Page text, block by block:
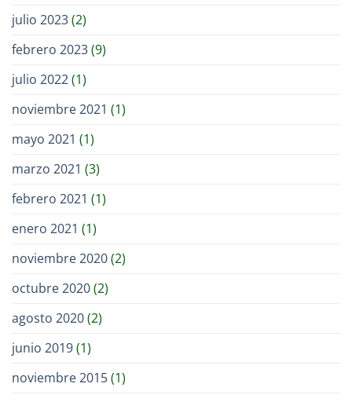
julio 2023(2)
febrero 2023(9)
julio 2022(1)
noviembre 2021 (1)
mayo 2021 (1)
marzo 2021 (3)
febrero 2021 (1)
enero 2021 (1)
noviembre 2020(2)
octubre 2020(2)
agosto 2020(2)
junio 2019(1)
noviembre 2015(1)